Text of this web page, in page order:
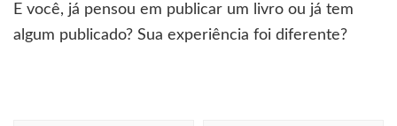
E você, já pensou em publicar um livro ou já tem
algum publicado? Sua experiência foi diferente?